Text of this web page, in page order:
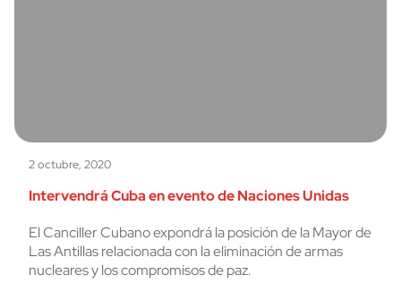
2 octubre, 2020
Intervendrá Cuba en evento de Naciones Unidas
El Canciller Cubano expondrá la posición de la Mayor de
Las Antillas relacionada con la eliminación de armas
nucleares y los compromisos de paz.